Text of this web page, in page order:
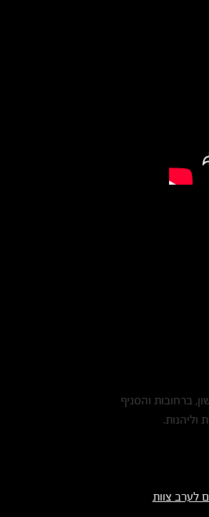
ברחובות והסניף
וליהנות.
לערב צוות